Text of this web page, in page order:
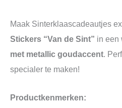
Maak Sinterklaascadeautjes
Stickers “Van de Sint” in een
met metallic goudaccent.
specialer te maken!
Productkenmerken: